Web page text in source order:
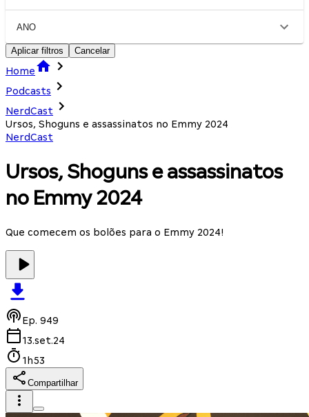
ANO
Aplicar filtros Cancelar
Home
Podcasts
NerdCast
Ursos, Shoguns e assassinatos no Emmy 2024
NerdCast
Ursos, Shoguns e assassinatos
no Emmy 2024
Que comecem os bolões para o Emmy 2024!
Ep. 949
13.set.24
1h53
Compartilhar